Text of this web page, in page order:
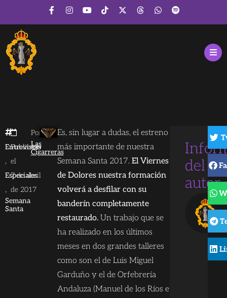
Entrevistas
,
Especiales
,
Semana
Santa
Publicado
el
7 de abril
de 2017
Por
Las
Cigarreras
Es, sin lugar a dudas, el estreno
más importante de nuestra
Semana Santa 2017.El Viernes
de Dolores nuestra formación
volverá a desfilar con su
banderín completamente
restaurado. Un trabajo que se
ha realizado en los últimos
meses en dos grandes talleres
como son el de Luis Miguel
Garduño y el de Orfebrería
Andaluza (Manuel de los Ríos e
del
autor